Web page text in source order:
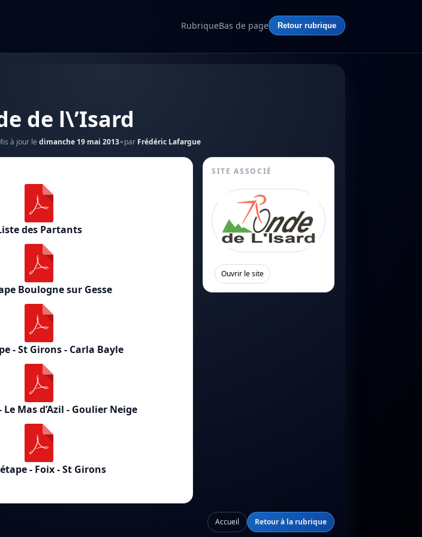
RubriqueBas de page Retour rubrique
de l\’Isard
à jour le dimanche 19 mai 2013 par Frédéric Lafargue
des Partants
Boulogne sur Gesse
- St Girons - Carla Bayle
Mas d’Azil - Goulier Neige
- Foix - St Girons
SITE ASSOCIÉ
Ouvrir le site
Accueil Retour à la rubrique